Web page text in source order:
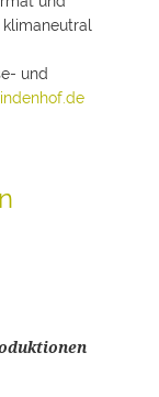
klimaneutral
und